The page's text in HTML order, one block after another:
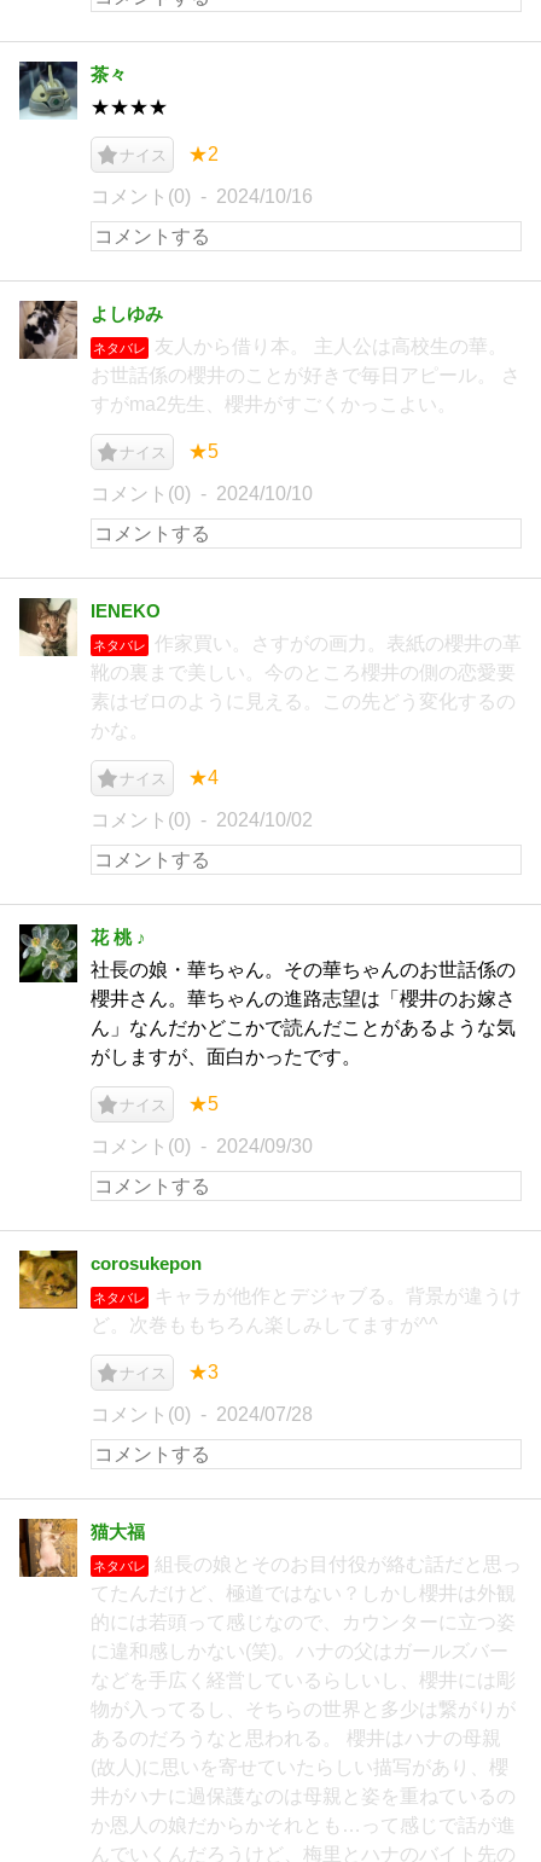
茶々
★★★★
ナイス ★2
コメント(0) 2024/10/16
よしゆみ
ネタバレ
友人から借り本。 主人公は高校生の華。
お世話係の櫻井のことが好きで毎日アピール。 さ
すがma2先生、櫻井がすごくかっこよい。
ナイス ★5
コメント(0) 2024/10/10
IENEKO
ネタバレ
作家買い。さすがの画力。表紙の櫻井の革
靴の裏まで美しい。今のところ櫻井の側の恋愛要
素はゼロのように見える。この先どう変化するの
かな。
ナイス ★4
コメント(0) 2024/10/02
花 桃 ♪
社長の娘・華ちゃん。その華ちゃんのお世話係の
櫻井さん。華ちゃんの進路志望は「櫻井のお嫁さ
ん」なんだかどこかで読んだことがあるような気
がしますが、面白かったです。
ナイス ★5
コメント(0) 2024/09/30
corosukepon
ネタバレ
キャラが他作とデジャブる。背景が違うけ
ど。次巻ももちろん楽しみしてますが^^
ナイス ★3
コメント(0) 2024/07/28
猫大福
ネタバレ
組長の娘とそのお目付役が絡む話だと思っ
てたんだけど、極道ではない？しかし櫻井は外観
的には若頭って感じなので、カウンターに立つ姿
に違和感しかない(笑)。ハナの父はガールズバー
などを手広く経営しているらしいし、櫻井には彫
物が入ってるし、そちらの世界と多少は繋がりが
あるのだろうなと思われる。 櫻井はハナの母親
(故人)に思いを寄せていたらしい描写があり、櫻
井がハナに過保護なのは母親と姿を重ねているの
か恩人の娘だからかそれとも…って感じで話が進
んでいくんだろうけど、梅里とハナのバイト先の